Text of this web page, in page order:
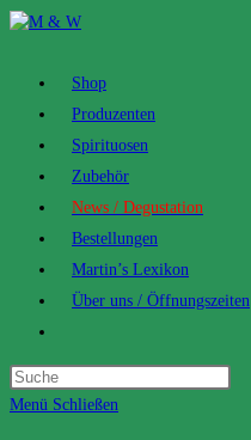
Zum
Shop
Produzenten
Spirituosen
Zubehör
News / Degustation
Bestellungen
Martin’s Lexikon
Über uns / Öffnungszeiten
website
search
Menü Schließen